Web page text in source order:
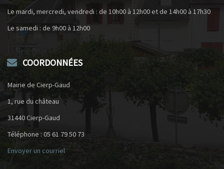
Le mardi, mercredi, vendredi : de 10h00 à 12h00 et de 14h00 à 17h30
Le samedi : de 9h00 à 12h00
COORDONNÉES
Mairie de Cierp-Gaud
1, rue du château
31440 Cierp-Gaud
Téléphone : 05 61 79 50 73
Envoyer un courriel